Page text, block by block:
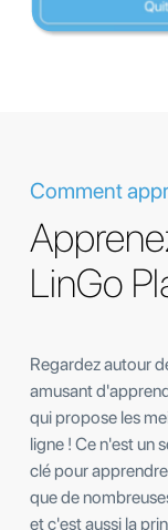
Comment
LinGo
Regardez autour
amusant
qui propose les
ligne ! Ce n'est un
clé pour
que de
et c'est aussi la